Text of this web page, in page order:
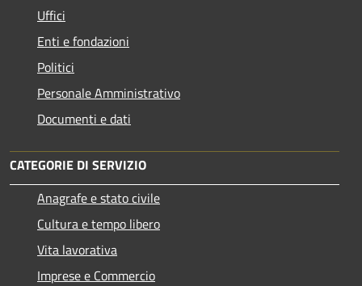
Uffici
Enti e fondazioni
Politici
Personale Amministrativo
Documenti e dati
CATEGORIE DI SERVIZIO
Anagrafe e stato civile
Cultura e tempo libero
Vita lavorativa
Imprese e Commercio